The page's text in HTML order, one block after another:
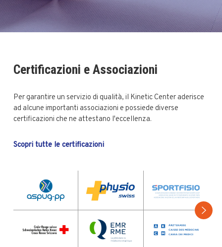
Certificazioni e Associazioni
Per garantire un servizio di qualità, il Kinetic Center aderisce
ad alcune importanti associazioni e possiede diverse
certificazioni che ne attestano l'eccellenza.
Scopri tutte le certificazioni